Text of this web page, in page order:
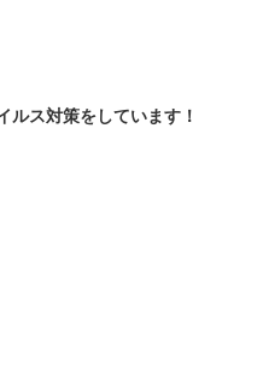
ス対策をしています！